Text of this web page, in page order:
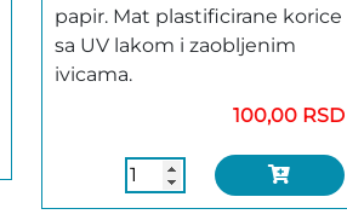
papir. Mat plastificirane korice
sa UV lakom i zaobljenim
ivicama.
100,00 RSD